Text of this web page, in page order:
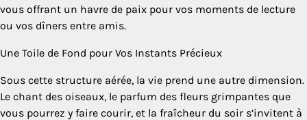
vous offrant un havre de paix pour vos moments de lecture
ou vos dîners entre amis.
Une Toile de Fond pour Vos Instants Précieux
Sous cette structure aérée, la vie prend une autre dimension.
Le chant des oiseaux, le parfum des fleurs grimpantes que
vous pourrez y faire courir, et la fraîcheur du soir s’invitent à